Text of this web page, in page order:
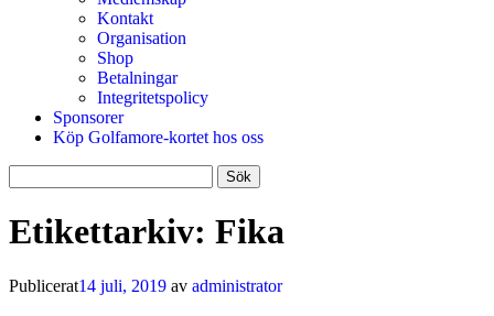
Kontakt
Organisation
Shop
Betalningar
Integritetspolicy
Sponsorer
Köp Golfamore-kortet hos oss
efter:
Etikettarkiv: Fika
Publicerat14 juli, 2019 av administrator